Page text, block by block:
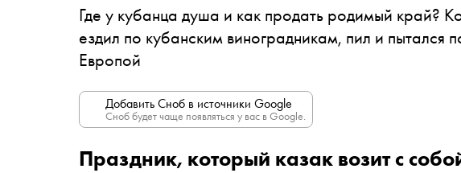
Где у кубанца душа и как продать родимый край?
ездил по кубанским виноградникам, пил и пытался
Европой
Добавить Сноб в источники Google
Сноб будет чаще появляться у вас в Google.
Праздник, который казак возит с